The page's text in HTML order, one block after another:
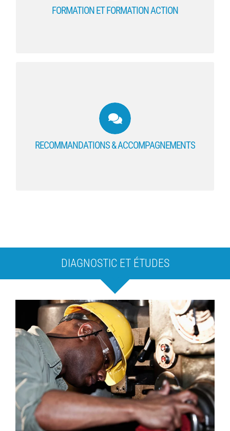
FORMATION ET FORMATION ACTION
RECOMMANDATIONS & ACCOMPAGNEMENTS
ACCOMPAGNEMENTS
Recommandations, transformations et
accompagnement du changement : INDIGO
Ergonomie vous accompagne […]
DIAGNOSTIC ET ÉTUDES